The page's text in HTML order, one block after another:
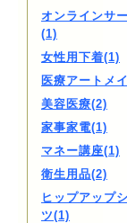
オンラインサ
(1)
女性用下着(1)
医療アートメ
美容医療(2)
家事家電(1)
マネー講座(1)
衛生用品(2)
ヒップアップ
ツ(1)